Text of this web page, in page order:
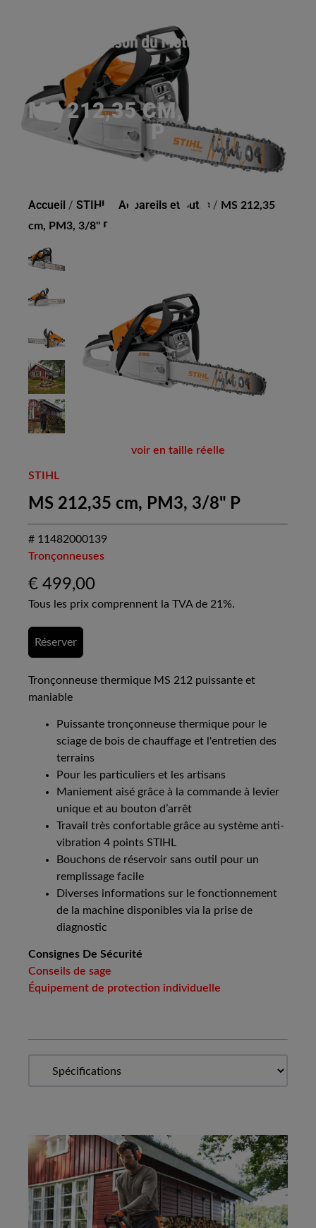
MS 212,35 CM, PM3, 3/8"
P
Accueil / STIHL Appareils et outils / MS 212,35
cm, PM3, 3/8" P
voir en taille réelle
STIHL
MS 212,35 cm, PM3, 3/8" P
# 11482000139
Tronçonneuses
€ 499,00
Tous les prix comprennent la TVA de 21%.
Réserver
Tronçonneuse thermique MS 212 puissante et
maniable
Puissante tronçonneuse thermique pour le
sciage de bois de chauffage et l'entretien des
terrains
Pour les particuliers et les artisans
Maniement aisé grâce à la commande à levier
unique et au bouton d’arrêt
Travail très confortable grâce au système anti-
vibration 4 points STIHL
Bouchons de réservoir sans outil pour un
remplissage facile
Diverses informations sur le fonctionnement
de la machine disponibles via la prise de
diagnostic
Consignes De Sécurité
Conseils de sage
Équipement de protection individuelle